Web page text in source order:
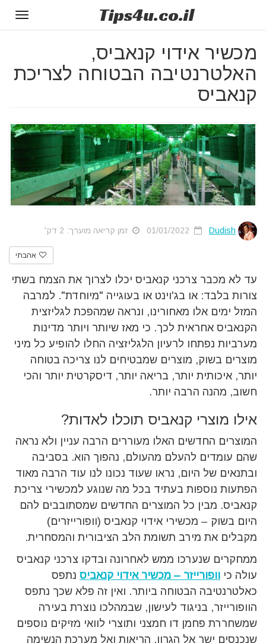
Tips4u.co.il
מכשיר אידוי קנאביס,
האלטרנטיבה הבטוחה לצריכת
קנאביס
Dudish זמן קריאה מוערך: 2 דק'
אהבתי
עד לא מכבר צרכני קנאביס יכלו לצרוך את הצמח בשתי
צורות בלבד: או בג'וינט או בעוגייה "מיוחדת". למרבה
המזל ימים אלו מאחורינו, ונראה שמהפכת לגליזצית
הקנאביס אחראית לכך. כי מאז שיותר ויותר מדינות
מערביות נפתחו לרעיון הלגליזציה החלו להופיע כל מיני
מוצרים בשוק, מוצרים שמבטיחים לנו צריכה בטוחה
יותר, איכותית יותר, בריאה יותר, דיסקרטית יותר והכי
חשוב, מהנה הרבה יותר.
אילו מוצרי קנאביס תוכלו לאדות?
המוצרים החדשים האלו מעוררים הרבה עניין ולא נראה
שהם עומדים להעלם מהעולם, נהפוך הוא. בסביבה
ובתנאים של היום, נראו שעוד נכונו לנו עוד הרבה מאוד
הפתעות נוספות בעתיד בכל מה שנוגע למכשירי צריכת
קנאביס. מבין כל המוצרים החדשים שמסתובבים להם
היום בשוק – מכשירי אידוי קנאביס (וופורייזרים)
מקבלים את מירב תשומת הלב הציבורית והמסחרית.
ממחקרים שנערכו ממש לאחרונה ובדקו צרכני קנאביס
עולה כי וופורייזר – מכשיר אידוי קנאביס נתפס
כאלטרנטיבה הבטוחה ביותר. ואין זה פלא שכך נתפס
הוופורייזר, בניגוד לעישון, שבמהלכו נוצרת בעירה
שמשחררת פחמן דו חמצני ותוצרי לוואי מזיקים נוספים
שנכנסים ישר אל הגרון, הריאות ואל מערכת הנשימה